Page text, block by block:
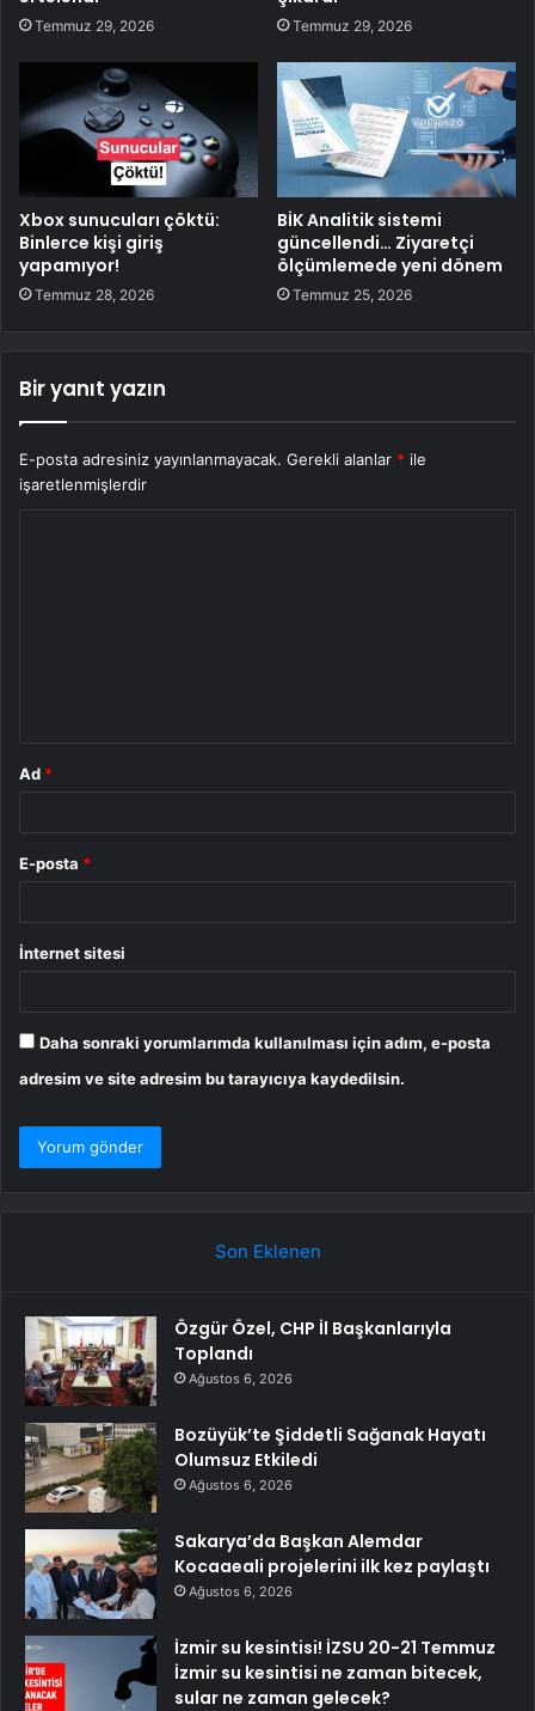
Temmuz 29, 2026 Temmuz 29, 2026
Xbox sunucuları çöktü:
Binlerce kişi giriş
yapamıyor!
Temmuz 28, 2026
BİK Analitik sistemi
güncellendi… Ziyaretçi
ölçümlemede yeni dönem
Temmuz 25, 2026
Bir yanıt yazın
E-posta adresiniz yayınlanmayacak. Gerekli alanlar * ile
işaretlenmişlerdir
Ad *
E-posta *
İnternet sitesi
Daha sonraki yorumlarımda kullanılması için adım, e-posta
adresim ve site adresim bu tarayıcıya kaydedilsin.
Son Eklenen
Özgür Özel, CHP İl Başkanlarıyla
Toplandı
Ağustos 6, 2026
Bozüyük’te Şiddetli Sağanak Hayatı
Olumsuz Etkiledi
Ağustos 6, 2026
Sakarya’da Başkan Alemdar
Kocaaeali projelerini ilk kez paylaştı
Ağustos 6, 2026
İzmir su kesintisi! İZSU 20-21 Temmuz
İzmir su kesintisi ne zaman bitecek,
sular ne zaman gelecek?